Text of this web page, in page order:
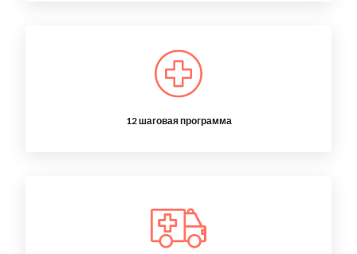
12 шаговая программа